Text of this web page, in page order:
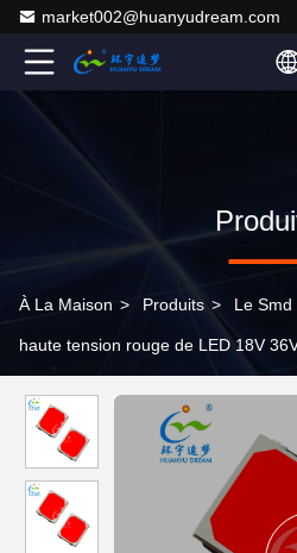
market002@huanyudream.com
À La Maison > Produits > Le
haute tension rouge de LED 18V